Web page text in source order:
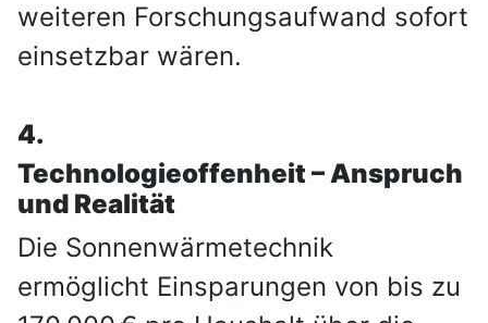
weiteren Forschungsaufwand sofort
einsetzbar wären.
4.
Technologieoffenheit – Anspruch
und Realität
Die Sonnenwärmetechnik
ermöglicht Einsparungen von bis zu